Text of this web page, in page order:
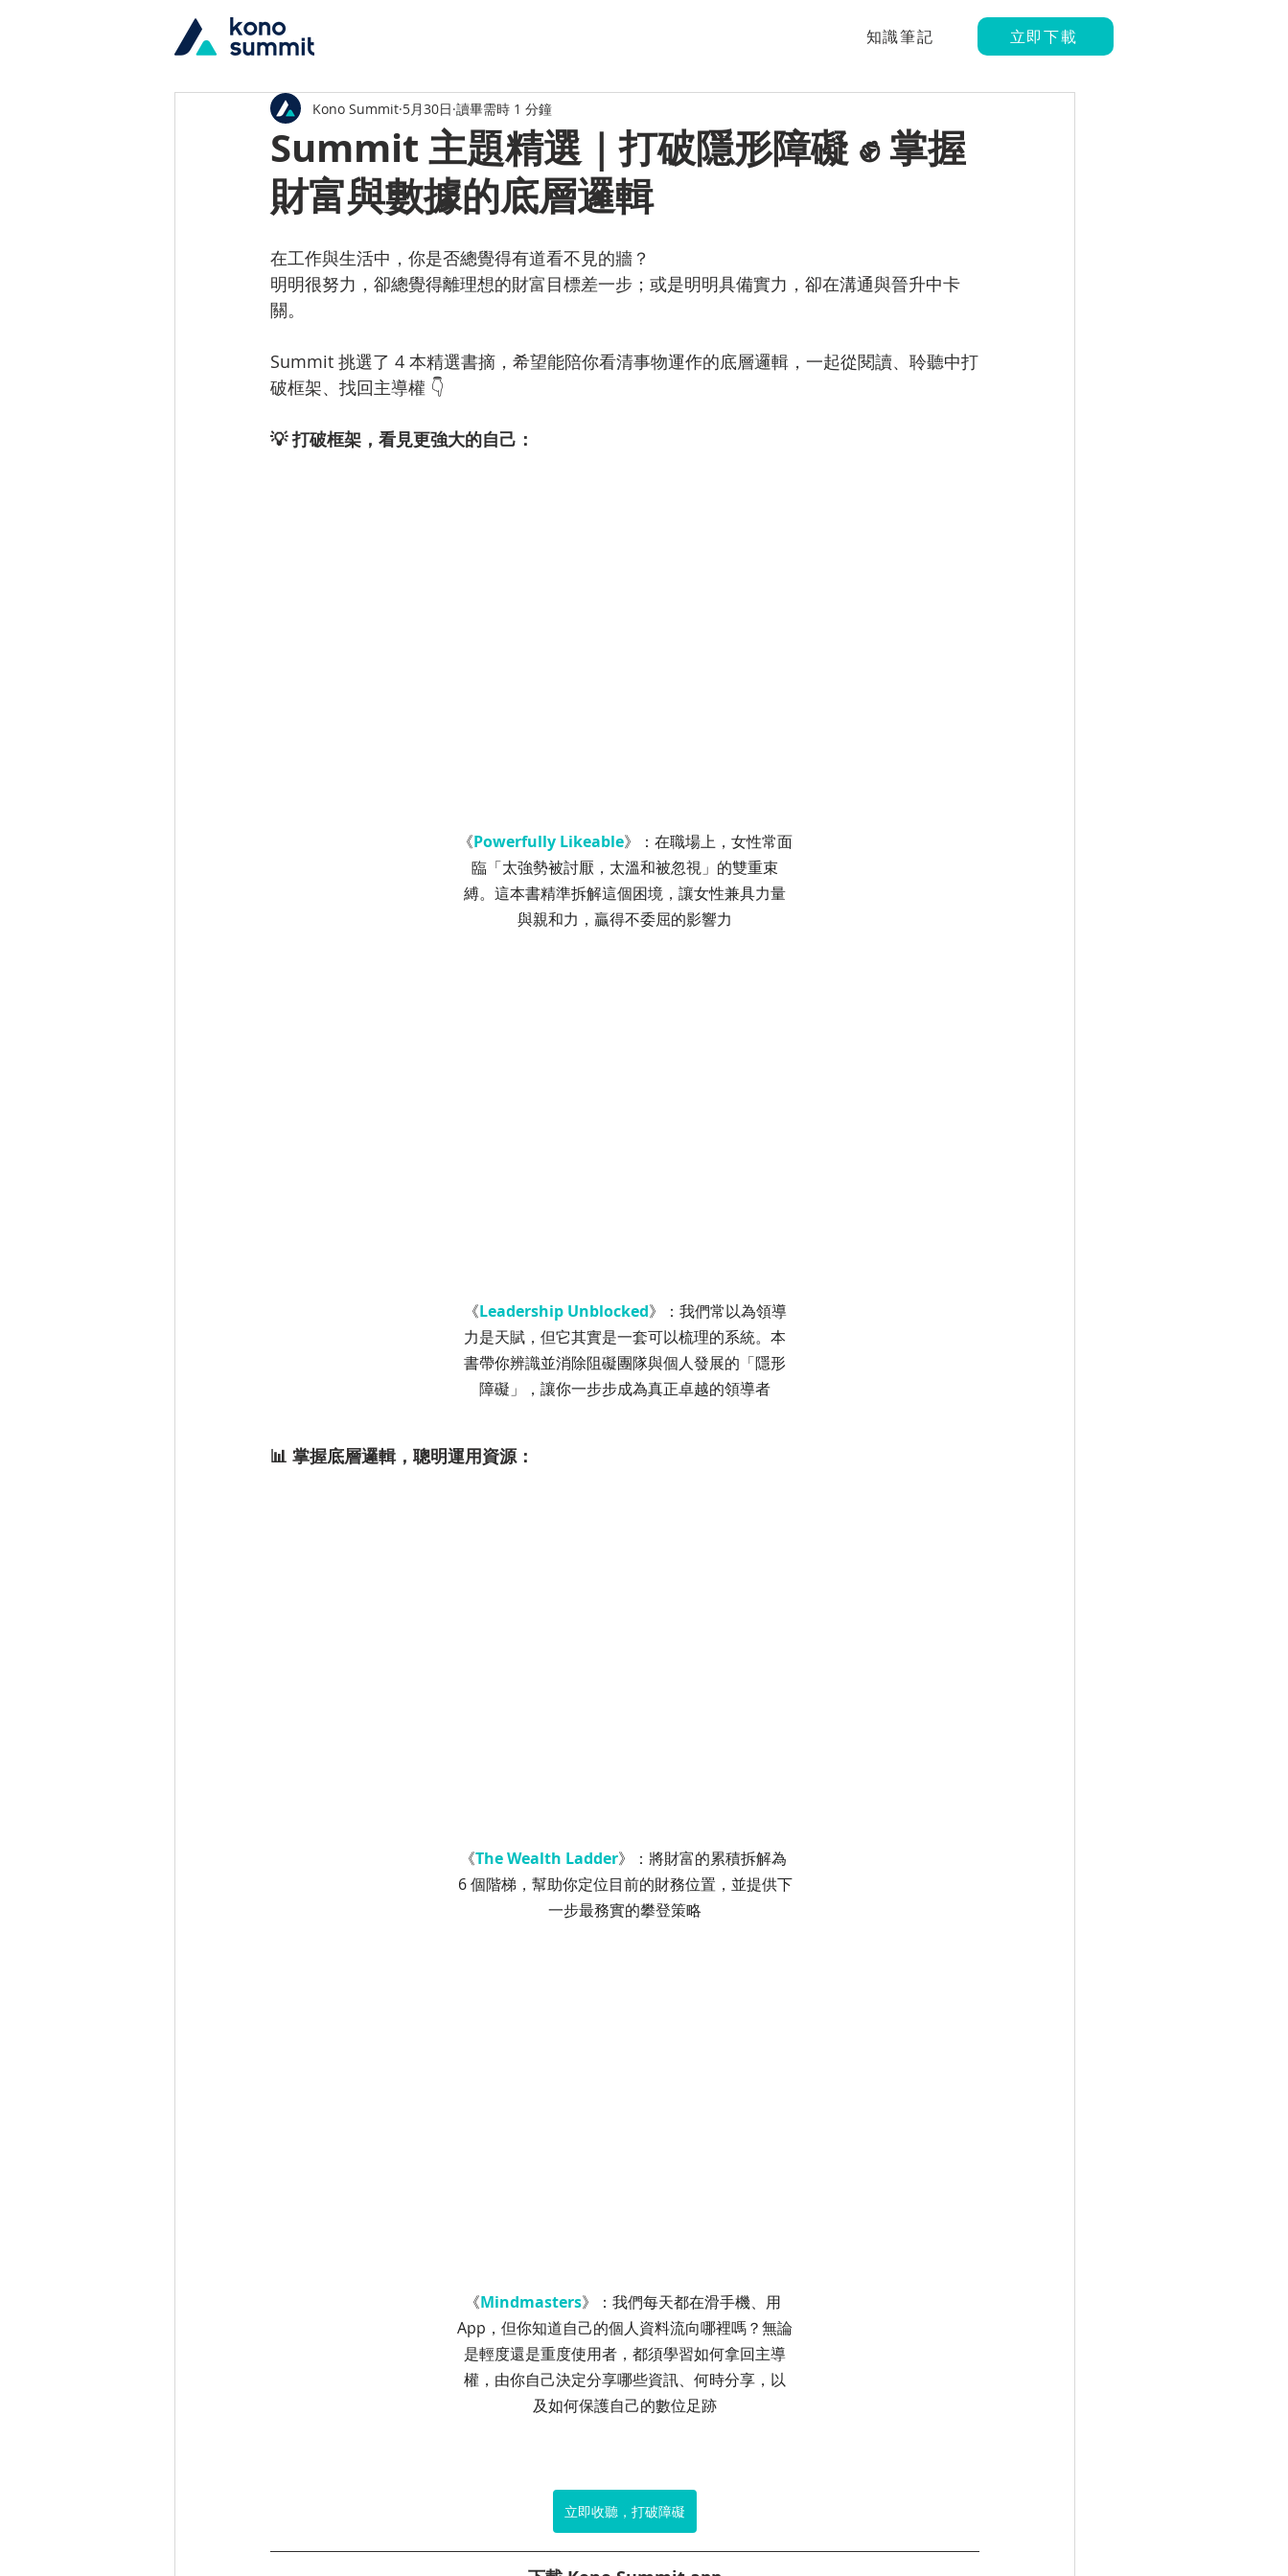
知識筆記 立即下載
Summit 主題精選｜打破隱形障礙 ✊ 掌握
財富與數據的底層邏輯
Kono Summit 5月30日 讀畢需時 1 分鐘
在工作與生活中，你是否總覺得有道看不見的牆？
明明很努力，卻總覺得離理想的財富目標差一步；或是明明具備實力，卻在溝通與晉升中卡
關。
Summit 挑選了 4 本精選書摘，希望能陪你看清事物運作的底層邏輯，一起從閱讀、聆聽中打
破框架、找回主導權 👇
💡 打破框架，看見更強大的自己：
《Powerfully Likeable》：在職場上，女性常面
臨「太強勢被討厭，太溫和被忽視」的雙重束
縛。這本書精準拆解這個困境，讓女性兼具力量
與親和力，贏得不委屈的影響力
《Leadership Unblocked》：我們常以為領導
力是天賦，但它其實是一套可以梳理的系統。本
書帶你辨識並消除阻礙團隊與個人發展的「隱形
障礙」，讓你一步步成為真正卓越的領導者
📊 掌握底層邏輯，聰明運用資源：
《The Wealth Ladder》：將財富的累積拆解為
6 個階梯，幫助你定位目前的財務位置，並提供下
一步最務實的攀登策略
《Mindmasters》：我們每天都在滑手機、用
App，但你知道自己的個人資料流向哪裡嗎？無論
是輕度還是重度使用者，都須學習如何拿回主導
權，由你自己決定分享哪些資訊、何時分享，以
及如何保護自己的數位足跡
立即收聽，打破障礙